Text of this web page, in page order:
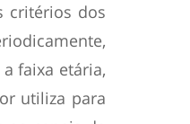
critérios dos
faixa etária,
utiliza para